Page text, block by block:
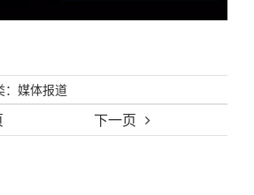
下一页
媒体报道